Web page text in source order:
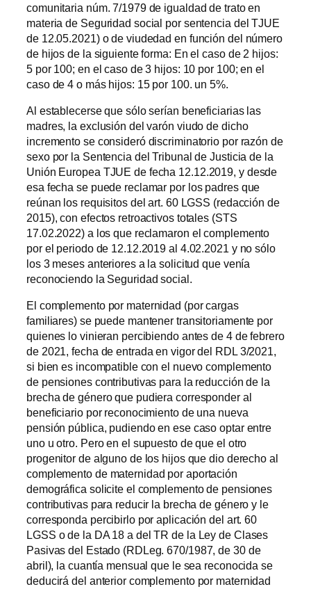
comunitaria núm. 7/1979 de igualdad de trato en
materia de Seguridad social por sentencia del TJUE
de 12.05.2021) o de viudedad en función del número
de hijos de la siguiente forma: En el caso de 2 hijos:
5 por 100; en el caso de 3 hijos: 10 por 100; en el
caso de 4 o más hijos: 15 por 100. un 5%.
Al establecerse que sólo serían beneficiarias las
madres, la exclusión del varón viudo de dicho
incremento se consideró discriminatorio por razón de
sexo por la Sentencia del Tribunal de Justicia de la
Unión Europea TJUE de fecha 12.12.2019, y desde
esa fecha se puede reclamar por los padres que
reúnan los requisitos del art. 60 LGSS (redacción de
2015), con efectos retroactivos totales (STS
17.02.2022) a los que reclamaron el complemento
por el periodo de 12.12.2019 al 4.02.2021 y no sólo
los 3 meses anteriores a la solicitud que venía
reconociendo la Seguridad social.
El complemento por maternidad (por cargas
familiares) se puede mantener transitoriamente por
quienes lo vinieran percibiendo antes de 4 de febrero
de 2021, fecha de entrada en vigor del RDL 3/2021,
si bien es incompatible con el nuevo complemento
de pensiones contributivas para la reducción de la
brecha de género que pudiera corresponder al
beneficiario por reconocimiento de una nueva
pensión pública, pudiendo en ese caso optar entre
uno u otro. Pero en el supuesto de que el otro
progenitor de alguno de los hijos que dio derecho al
complemento de maternidad por aportación
demográfica solicite el complemento de pensiones
contributivas para reducir la brecha de género y le
corresponda percibirlo por aplicación del art. 60
LGSS o de la DA 18 a del TR de la Ley de Clases
Pasivas del Estado (RDLeg. 670/1987, de 30 de
abril), la cuantía mensual que le sea reconocida se
deducirá del anterior complemento por maternidad